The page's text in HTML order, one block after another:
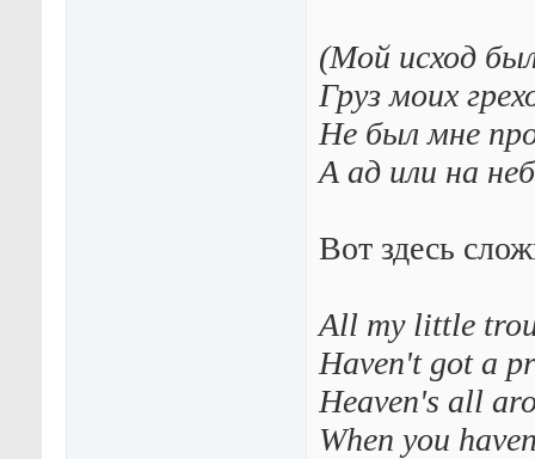
(Мой исход
Груз моих
Не был мне
А ад или на
Вот здесь
All my little
Haven't got a
Heaven's all
When you